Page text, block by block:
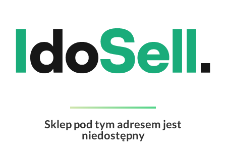
Sklep pod tym adresem jest
niedostępny